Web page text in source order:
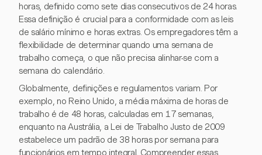
horas, definido como sete dias consecutivos de 24 horas.
Essa definição é crucial para a conformidade com as leis
de salário mínimo e horas extras. Os empregadores têm a
flexibilidade de determinar quando uma semana de
trabalho começa, o que não precisa alinhar-se com a
semana do calendário.
Globalmente, definições e regulamentos variam. Por
exemplo, no Reino Unido, a média máxima de horas de
trabalho é de 48 horas, calculadas em 17 semanas,
enquanto na Austrália, a Lei de Trabalho Justo de 2009
estabelece um padrão de 38 horas por semana para
funcionários em tempo integral. Compreender essas